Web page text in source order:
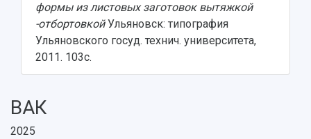
формы из листовых заготовок вытяжкой
-отбортовкойУльяновск: типография
Ульяновского госуд. технич. университета,
2011. 103с.
ВАК
2025